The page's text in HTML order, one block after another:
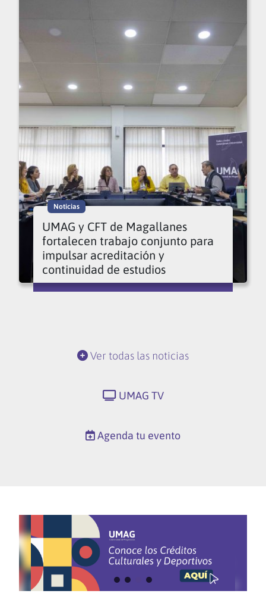
Noticias
UMAG y CFT de Magallanes
fortalecen trabajo conjunto para
impulsar acreditación y
continuidad de estudios
Ver todas las noticias
UMAG TV
Agenda tu evento